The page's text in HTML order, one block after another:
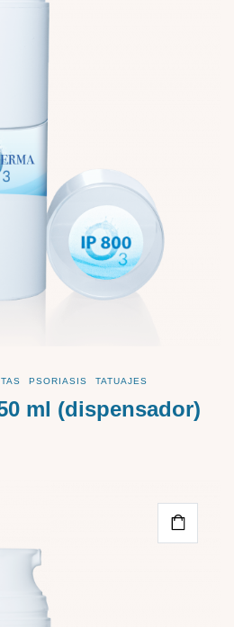
PSORIASIS TATUAJES
ml (dispensador)